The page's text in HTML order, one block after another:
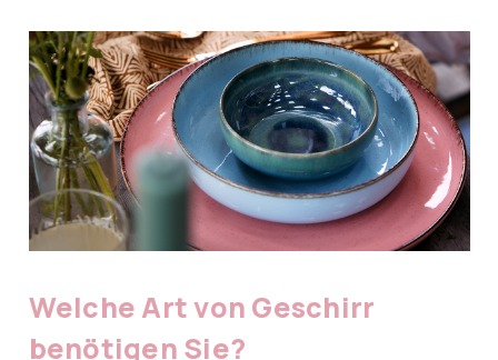
Welche Art von Geschirr
benötigen Sie?